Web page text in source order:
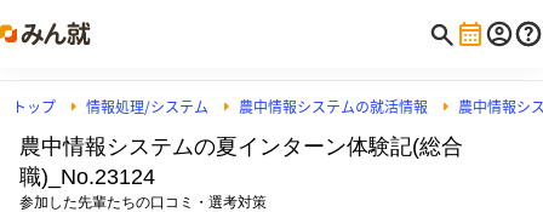
トップ 情報処理/システム 農中情報システムの就活情報 農中情報シ
農中情報システムの夏インターン体験記(総合
職)_No.23124
参加した先輩たちの口コミ・選考対策